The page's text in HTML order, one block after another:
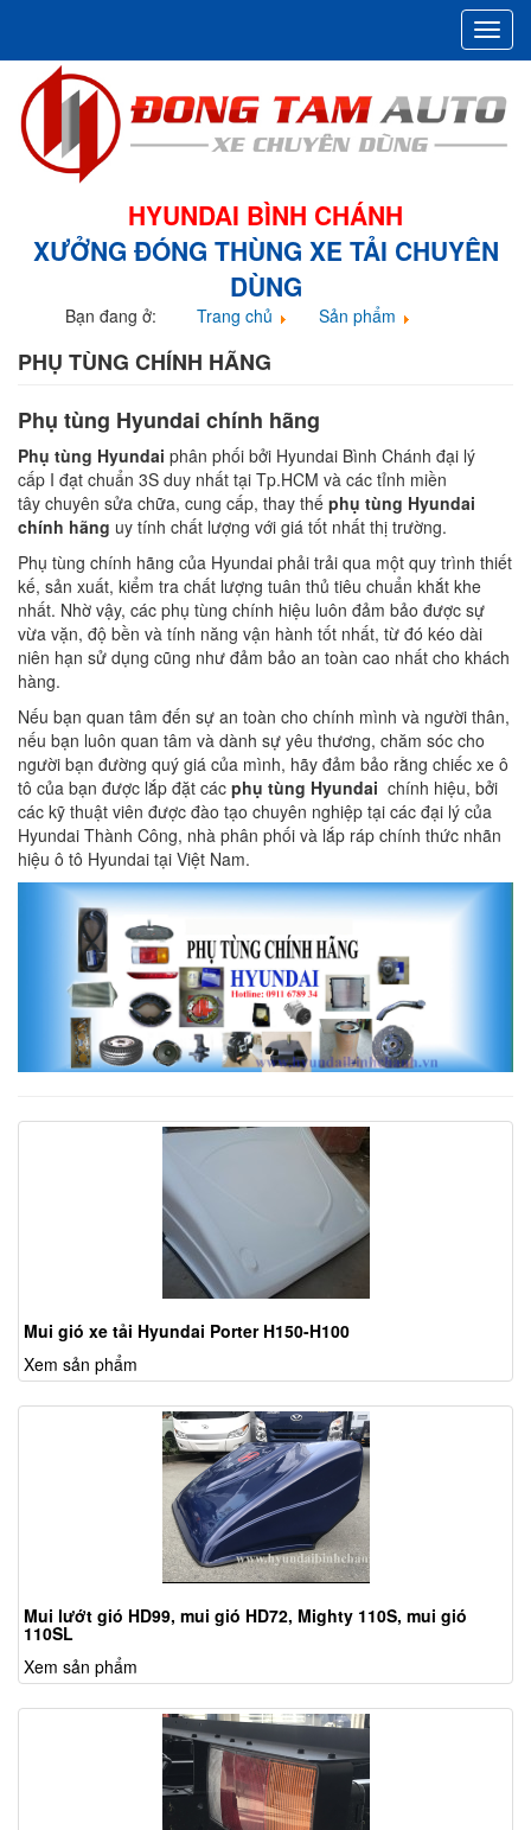
HYUNDAI BÌNH CHÁNH
XƯỞNG ĐÓNG THÙNG XE TẢI CHUYÊN
DÙNG
Bạn đang ở: Trang chủ Sản phẩm
PHỤ TÙNG CHÍNH HÃNG
Phụ tùng Hyundai chính hãng
Phụ tùng Hyundai phân phối bởi Hyundai Bình Chánh đại lý
cấp I đạt chuẩn 3S duy nhất tại Tp.HCM và các tỉnh miền
tây chuyên sửa chữa, cung cấp, thay thế phụ tùng Hyundai
chính hãng uy tính chất lượng với giá tốt nhất thị trường.
Phụ tùng chính hãng của Hyundai phải trải qua một quy trình thiết
kế, sản xuất, kiểm tra chất lượng tuân thủ tiêu chuẩn khắt khe
nhất. Nhờ vậy, các phụ tùng chính hiệu luôn đảm bảo được sự
vừa vặn, độ bền và tính năng vận hành tốt nhất, từ đó kéo dài
niên hạn sử dụng cũng như đảm bảo an toàn cao nhất cho khách
hàng.
Nếu bạn quan tâm đến sự an toàn cho chính mình và người thân,
nếu bạn luôn quan tâm và dành sự yêu thương, chăm sóc cho
người bạn đường quý giá của mình, hãy đảm bảo rằng chiếc xe ô
tô của bạn được lắp đặt các phụ tùng Hyundai chính hiệu, bởi
các kỹ thuật viên được đào tạo chuyên nghiệp tại các đại lý của
Hyundai Thành Công, nhà phân phối và lắp ráp chính thức nhãn
hiệu ô tô Hyundai tại Việt Nam.
Mui gió xe tải Hyundai Porter H150-H100
Xem sản phẩm
Mui lướt gió HD99, mui gió HD72, Mighty 110S, mui gió
110SL
Xem sản phẩm